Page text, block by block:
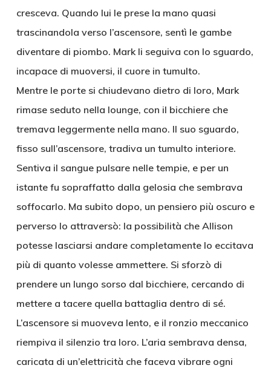
cresceva. Quando lui le prese la mano quasi
trascinandola verso l’ascensore, sentì le gambe
diventare di piombo. Mark li seguiva con lo sguardo,
incapace di muoversi, il cuore in tumulto.
Mentre le porte si chiudevano dietro di loro, Mark
rimase seduto nella lounge, con il bicchiere che
tremava leggermente nella mano. Il suo sguardo,
fisso sull’ascensore, tradiva un tumulto interiore.
Sentiva il sangue pulsare nelle tempie, e per un
istante fu sopraffatto dalla gelosia che sembrava
soffocarlo. Ma subito dopo, un pensiero più oscuro e
perverso lo attraversò: la possibilità che Allison
potesse lasciarsi andare completamente lo eccitava
più di quanto volesse ammettere. Si sforzò di
prendere un lungo sorso dal bicchiere, cercando di
mettere a tacere quella battaglia dentro di sé.
L’ascensore si muoveva lento, e il ronzio meccanico
riempiva il silenzio tra loro. L’aria sembrava densa,
caricata di un’elettricità che faceva vibrare ogni